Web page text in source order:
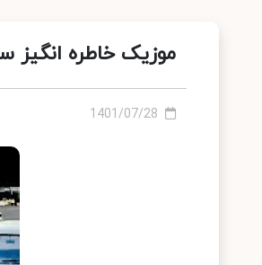
موزیک خاطره انگیز
1401/07/28